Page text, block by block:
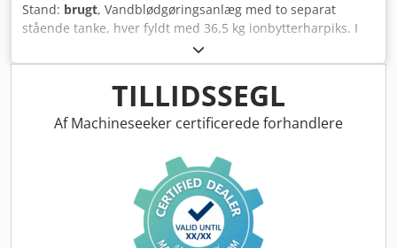
Stand: brugt, Vandblødgøringsanlæg med to separat
stående tanke, hver fyldt med 36,5 kg ionbytterharpiks. I
normal drift ledes råvandet først gennem den ene
blødgøringsflaske og videre til forbrugeren, mens den
anden flaske står regenereret på standby. Når harpiksens
kapacitet er opbrugt, regenereres den automatisk med
mættet opløsning og skylles derefter med råvand fra begge
driftsmodus. Tidspunktet for regenerering kan også
indstilles via timer. Maskintilføjelse: med automatisk
regenerering. Nominel flow: 9.800 l/t. Arbejdstryk: 6 bar.
Trykklasse: 8,5 bar. Tilladt driftstemperatur: 25 °C. Tilladt
omgivelsestemperatur: 35 °C. Strøm: 0,35 A. Spænding:
TILLIDSSEGL
Af Machineseeker certificerede forhandlere